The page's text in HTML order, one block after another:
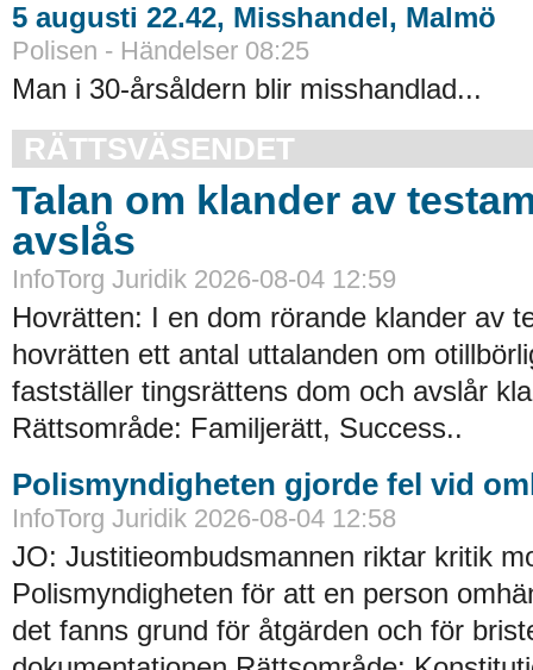
5 augusti 22.42, Misshandel, Malmö
Polisen - Händelser 08:25
Man i 30-årsåldern blir misshandlad...
RÄTTSVÄSENDET
Talan om klander av
avslås
InfoTorg Juridik 2026-08-04 12:59
Hovrätten: I en dom rörande klander av
hovrätten ett antal uttalanden om
fastställer tingsrättens dom och avslår
Rättsområde: Familjerätt, Success..
Polismyndigheten gjorde fel vid
InfoTorg Juridik 2026-08-04 12:58
JO: Justitieombudsmannen riktar kritik
Polismyndigheten för att en person
det fanns grund för åtgärden och för